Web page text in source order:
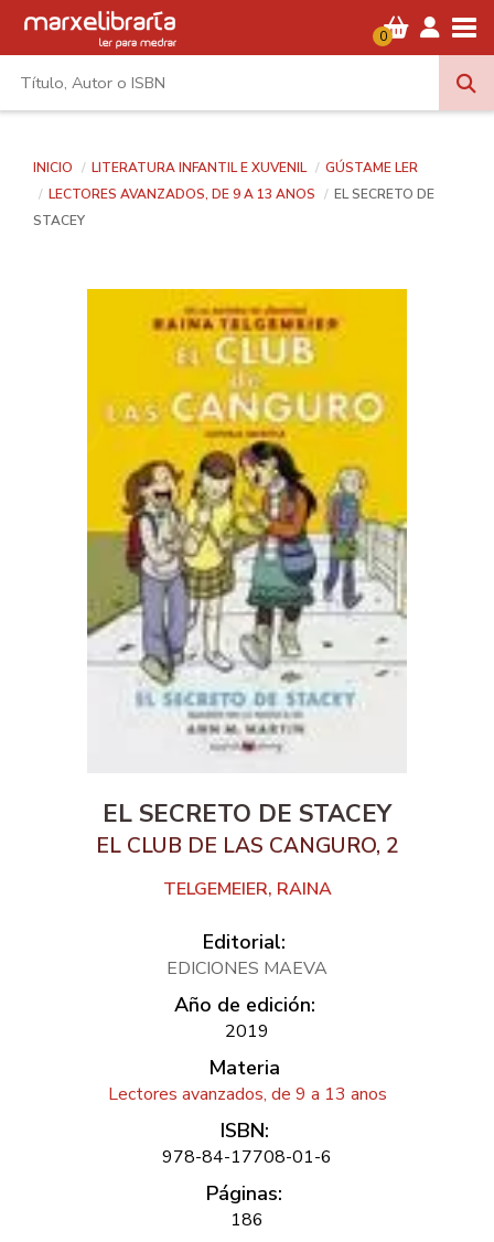
0
INICIO LITERATURA INFANTIL E XUVENIL
GÚSTAME LER
LECTORES AVANZADOS, DE 9 A 13 ANOS
EL SECRETO DE
STACEY
EL SECRETO DE STACEY
EL CLUB DE LAS CANGURO, 2
TELGEMEIER, RAINA
Editorial:
EDICIONES MAEVA
Año de edición:
2019
Materia
Lectores avanzados, de 9 a 13 anos
ISBN:
978-84-17708-01-6
Páginas:
186